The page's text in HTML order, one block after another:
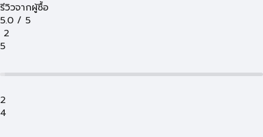
รีวิวจากผู้ซื้อ
5.0 / 5
2
5
2
4